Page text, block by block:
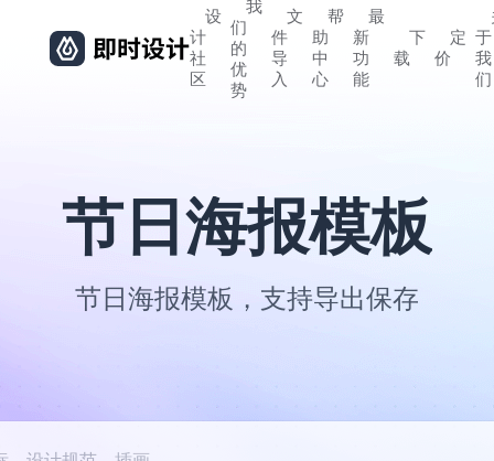
设
计
社
区
我
们
的
优
势
文
件
导
入
帮
助
中
心
最
新
功
能
下
载
定
价
于
我
们
节日海报模板
节日海报模板，支持导出保存